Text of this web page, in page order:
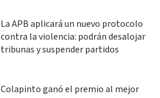
La APB aplicará un nuevo protocolo
contra la violencia: podrán desalojar
tribunas y suspender partidos
Colapinto ganó el premio al mejor